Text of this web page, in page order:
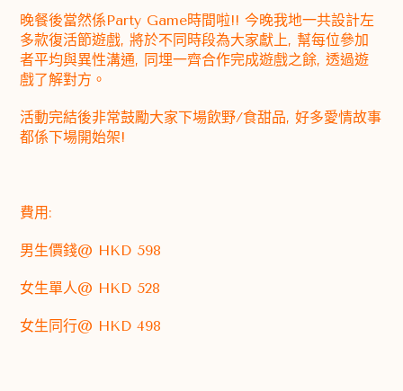
晚餐後當然係Party Game時間啦!! 今晚我地一共設計左
多款復活節遊戲, 將於不同時段為大家獻上, 幫每位參加
者平均與異性溝通, 同埋一齊合作完成遊戲之餘, 透過遊
戲了解對方。
活動完結後非常鼓勵大家下場飲野/食甜品, 好多愛情故事
都係下場開始架!
費用:
男生價錢@ HKD 598
女生單人@ HKD 528
女生同行@ HKD 498